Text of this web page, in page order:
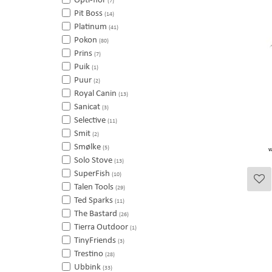
Pit Boss (14)
Platinum (41)
Pokon (80)
Prins (7)
Puik (1)
Puur (2)
Royal Canin (13)
Sanicat (3)
Selective (11)
Smit (2)
Smølke (5)
Solo Stove (13)
SuperFish (10)
Talen Tools (29)
Ted Sparks (11)
The Bastard (26)
Tierra Outdoor (1)
TinyFriends (3)
Trestino (28)
Ubbink (33)